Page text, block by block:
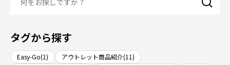
タグから探す
Easy-Go(1)
アウトレット商品紹介(11)